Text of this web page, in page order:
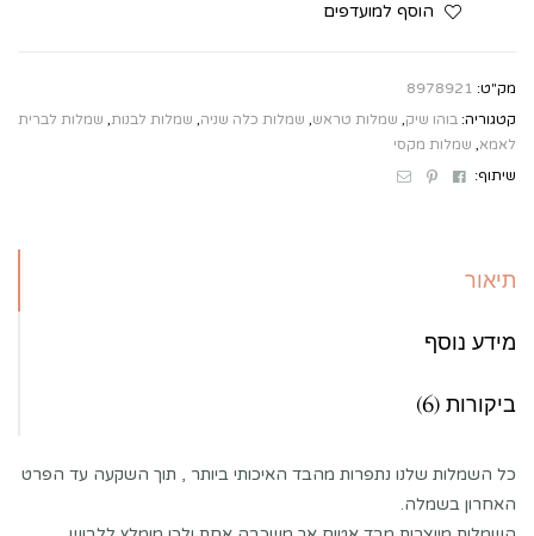
הוסף למועדפים
מק"ט: 8978921
קטגוריה: בוהו שיק, שמלות טראש, שמלות כלה שניה, שמלות לבנות, שמלות לברית
לאמא, שמלות מקסי
שיתוף:
Facebook
Pinterest
Email
תיאור
מידע נוסף
ביקורות (6)
כל השמלות שלנו נתפרות מהבד האיכותי ביותר , תוך השקעה עד הפרט
האחרון בשמלה.